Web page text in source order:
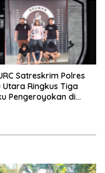
Satreskrim Polres
Utara Ringkus Tiga
Pengeroyokan di